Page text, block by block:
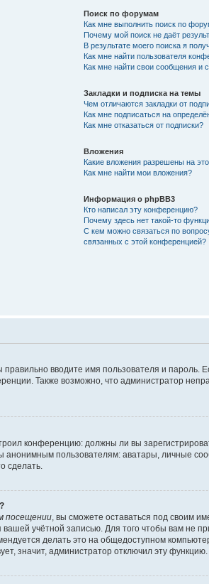
Поиск по форумам
Как мне выполнить поиск по
Почему мой поиск не даёт
В результате моего поиска я
Как мне найти пользователя
Как мне найти свои сообщения и
Закладки и подписка на темы
Чем отличаются закладки от
Как мне подписаться на
Как мне отказаться от подписки?
Вложения
Какие вложения разрешены на
Как мне найти мои вложения?
Информация о phpBB3
Кто написал эту конференцию?
Почему здесь нет такой-то
С кем можно связаться по
связанных с этой конференцией?
вводите имя пользователя и пароль.
Также возможно, что администратор
конференцию: должны ли вы
пользователям: аватары, личные
сделать.
посещении, вы сможете оставаться под своим
учётной записью. Для того чтобы вам не
делать это на общедоступном
значит, администратор отключил эту функцию.